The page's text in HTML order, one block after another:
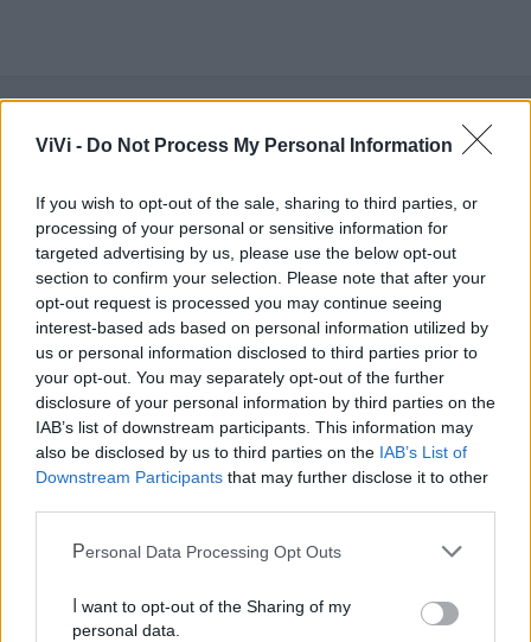
ViVi - Do Not Process My Personal Information
If you wish to opt-out of the sale, sharing to third parties, or
processing of your personal or sensitive information for
targeted advertising by us, please use the below opt-out
section to confirm your selection. Please note that after your
opt-out request is processed you may continue seeing
interest-based ads based on personal information utilized by
us or personal information disclosed to third parties prior to
your opt-out. You may separately opt-out of the further
disclosure of your personal information by third parties on the
IAB’s list of downstream participants. This information may
also be disclosed by us to third parties on the IAB’s List of
Downstream Participants that may further disclose it to other
Personal Data Processing Opt Outs
personal data.
Cia Agricoltori Italiani | Puglia - Area Due
Scopri tutte le notizie, gli eventi e la Web TV di Cia Puglia - Area
Due Mari